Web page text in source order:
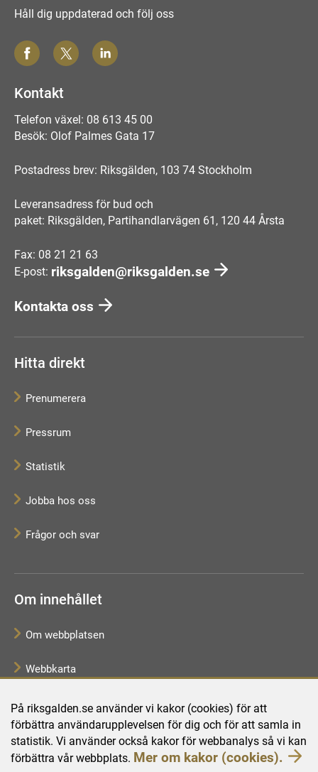
På riksgalden.se använder vi kakor (cookies) för att
förbättra användarupplevelsen för dig och för att samla in
statistik. Vi använder också kakor för webbanalys så vi kan
förbättra vår webbplats. Mer om kakor (cookies).
Håll dig uppdaterad och följ oss
Kontakt
Telefon växel: 08 613 45 00
Besök: Olof Palmes Gata 17
Postadress brev: Riksgälden, 103 74 Stockholm
Leveransadress för bud och
paket: Riksgälden, Partihandlarvägen 61, 120 44 Årsta
Fax: 08 21 21 63
E-post: riksgalden@riksgalden.se
Kontakta oss
Hitta direkt
Prenumerera
Pressrum
Statistik
Jobba hos oss
Frågor och svar
Om innehållet
Om webbplatsen
Webbkarta
Tillgänglighetsredogörelse
Behandling av personuppgifter